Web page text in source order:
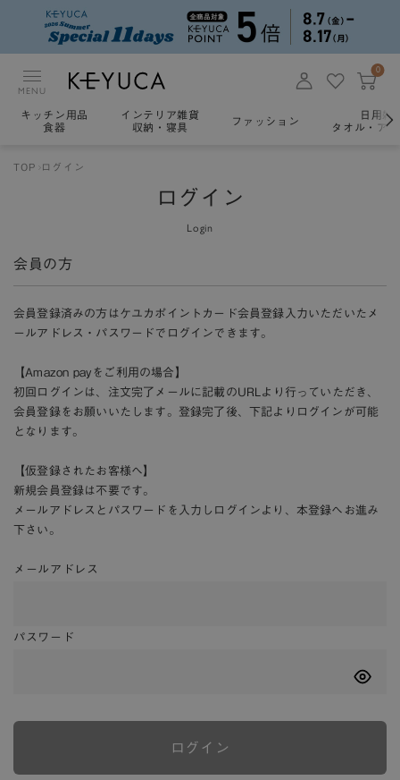
MENU
0
キッチン用品
食器
インテリア雑貨
収納・寝具
ファッション
日用雑
タオル・ア
TOP ログイン
ログイン
Login
会員の方
会員登録済みの方はケユカポイントカード会員登録入力いただいたメ
ールアドレス・パスワードでログインできます。
【Amazon payをご利用の場合】
初回ログインは、注文完了メールに記載のURLより行っていただき、
会員登録をお願いいたします。登録完了後、下記よりログインが可能
となります。
【仮登録されたお客様へ】
新規会員登録は不要です。
メールアドレスとパスワードを入力しログインより、本登録へお進み
下さい。
メールアドレス
パスワード
ログイン